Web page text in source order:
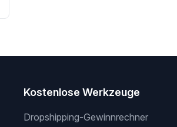
Kostenlose Werkzeuge
Dropshipping-Gewinnrechner